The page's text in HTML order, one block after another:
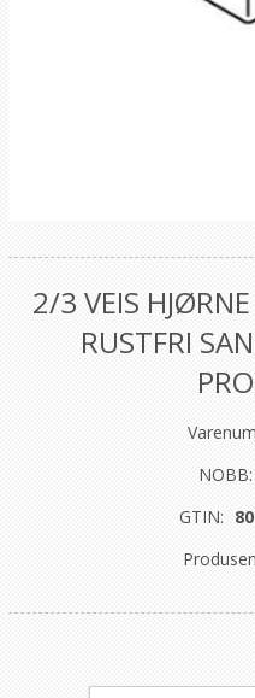
2/3 VEIS
RUSTFRI
NOBB:
GTIN: